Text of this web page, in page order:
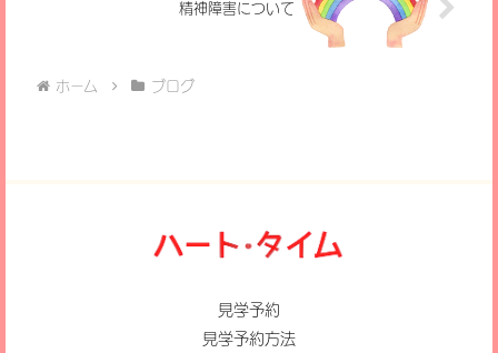
精神障害について
ホーム ブログ
見学予約
見学予約方法